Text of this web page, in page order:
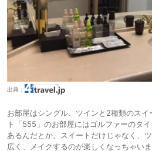
出典：
お部屋はシングル、ツインと2種類のス
ト「555」のお部屋にはゴルファーのタ
あるんだとか。スイートだけじゃなく、
広く、メイクするのが楽しくなっちゃい